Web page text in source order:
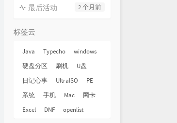
2 个月前
最后活动
标签云
Java Typecho
windows
硬盘分区
刷机
U盘
日记心事
UltraISO
PE
系统
手机 Mac
网卡
Excel
DNF openlist